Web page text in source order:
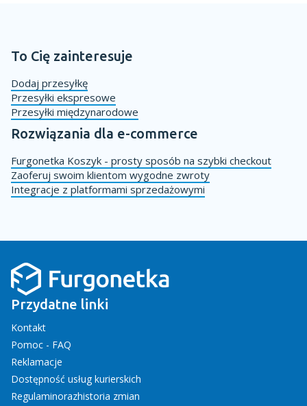
To Cię zainteresuje
Dodaj przesyłkę
Przesyłki ekspresowe
Przesyłki międzynarodowe
Rozwiązania dla e-commerce
Furgonetka Koszyk - prosty sposób na szybki checkout
Zaoferuj swoim klientom wygodne zwroty
Integracje z platformami sprzedażowymi
Przydatne linki
Kontakt
Pomoc - FAQ
Reklamacje
Dostępność usług kurierskich
Regulaminorazhistoria zmian